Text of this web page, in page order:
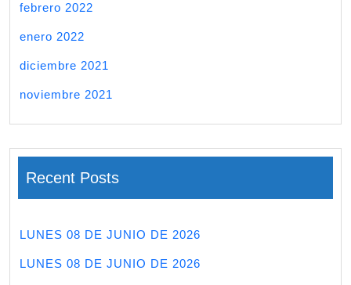
febrero 2022
enero 2022
diciembre 2021
noviembre 2021
Recent Posts
LUNES 08 DE JUNIO DE 2026
LUNES 08 DE JUNIO DE 2026